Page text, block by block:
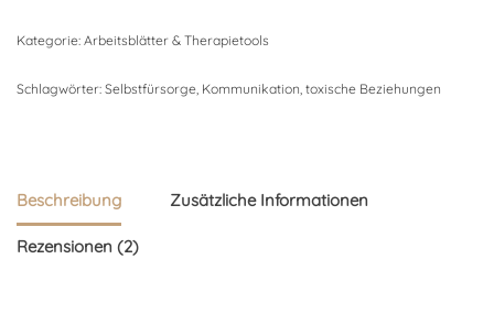
Kategorie: Arbeitsblätter & Therapietools
Schlagwörter: Selbstfürsorge Kommunikation toxische Beziehungen
Beschreibung Zusätzliche Informationen
Rezensionen (2)